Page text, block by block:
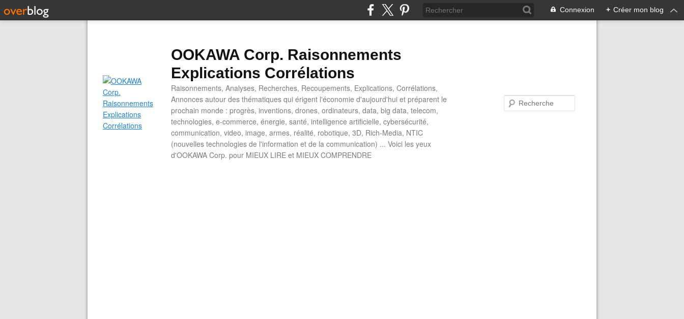
Connexion + Créer mon blog
OOKAWA Corp. Raisonnements
Explications Corrélations
Raisonnements, Analyses, Recherches, Recoupements, Explications, Corrélations,
Annonces autour des thématiques qui érigent l'économie d'aujourd'hui et préparent le
prochain monde : progrès, inventions, drones, ordinateurs, data, big data, telecom,
technologies, e-commerce, énergie, santé, intelligence artificielle, cybersécurité,
communication, video, image, armes, réalité, robotique, 3D, Rich-Media, NTIC
(nouvelles technologies de l'information et de la communication) ... Voici les yeux
d'OOKAWA Corp. pour MIEUX LIRE et MIEUX COMPRENDRE